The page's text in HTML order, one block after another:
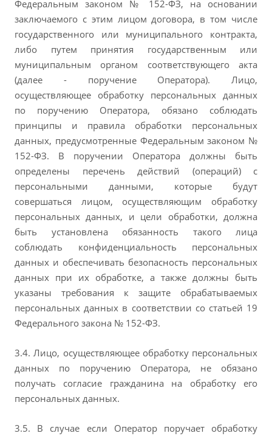
Федеральным законом № 152-ФЗ, на основании
заключаемого с этим лицом договора, в том числе
государственного или муниципального контракта,
либо путем принятия государственным или
муниципальным органом соответствующего акта
(далее - поручение Оператора). Лицо,
осуществляющее обработку персональных данных
по поручению Оператора, обязано соблюдать
принципы и правила обработки персональных
данных, предусмотренные Федеральным законом №
152-ФЗ. В поручении Оператора должны быть
определены перечень действий (операций) с
персональными данными, которые будут
совершаться лицом, осуществляющим обработку
персональных данных, и цели обработки, должна
быть установлена обязанность такого лица
соблюдать конфиденциальность персональных
данных и обеспечивать безопасность персональных
данных при их обработке, а также должны быть
указаны требования к защите обрабатываемых
персональных данных в соответствии со статьей 19
Федерального закона № 152-ФЗ.
3.4. Лицо, осуществляющее обработку персональных
данных по поручению Оператора, не обязано
получать согласие гражданина на обработку его
персональных данных.
3.5. В случае если Оператор поручает обработку